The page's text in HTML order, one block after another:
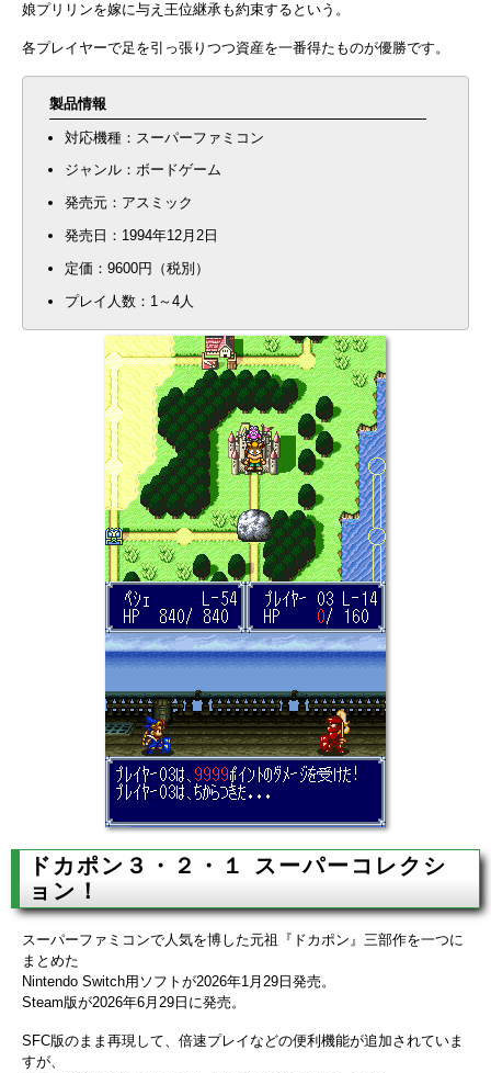
娘プリリンを嫁に与え王位継承も約束するという。
各プレイヤーで足を引っ張りつつ資産を一番得たものが優勝です。
製品情報
対応機種：スーパーファミコン
ジャンル：ボードゲーム
発売元：アスミック
発売日：1994年12月2日
定価：9600円（税別）
プレイ人数：1～4人
ドカポン３・２・１ スーパーコレクシ
ョン！
スーパーファミコンで人気を博した元祖『ドカポン』三部作を一つに
まとめた
Nintendo Switch用ソフトが2026年1月29日発売。
Steam版が2026年6月29日に発売。
SFC版のまま再現して、倍速プレイなどの便利機能が追加されていま
すが、